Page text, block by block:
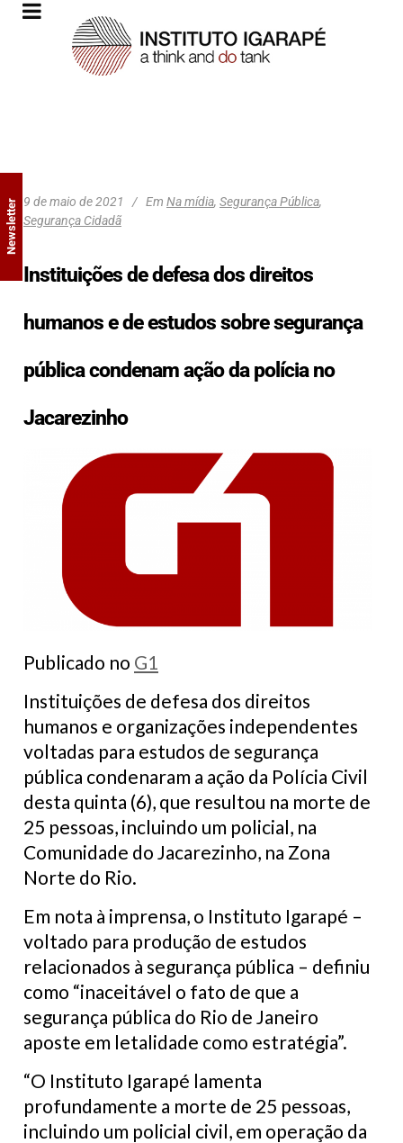
9 de maio de 2021 Em Na mídia, Segurança Pública,
Segurança Cidadã
Instituições de defesa dos direitos
humanos e de estudos sobre segurança
pública condenam ação da polícia no
Jacarezinho
Publicado no G1
Instituições de defesa dos direitos
humanos e organizações independentes
voltadas para estudos de segurança
pública condenaram a ação da Polícia Civil
desta quinta (6), que resultou na morte de
25 pessoas, incluindo um policial, na
Comunidade do Jacarezinho, na Zona
Norte do Rio.
Em nota à imprensa, o Instituto Igarapé –
voltado para produção de estudos
relacionados à segurança pública – definiu
como “inaceitável o fato de que a
segurança pública do Rio de Janeiro
aposte em letalidade como estratégia”.
“O Instituto Igarapé lamenta
profundamente a morte de 25 pessoas,
incluindo um policial civil, em operação da
Newsletter